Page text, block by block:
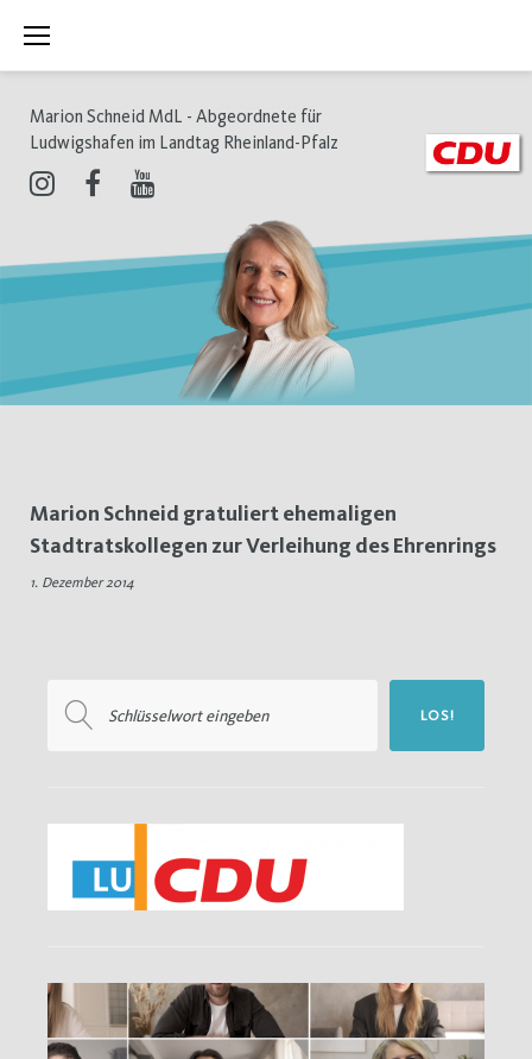
Inhalt
Marion Schneid MdL - Abgeordnete für
Ludwigshafen im Landtag Rheinland-Pfalz
Schlagwort:
Ehrenring
Marion Schneid gratuliert ehemaligen
Stadtratskollegen zur Verleihung des Ehrenrings
1. Dezember 2014
nach:
LOS!